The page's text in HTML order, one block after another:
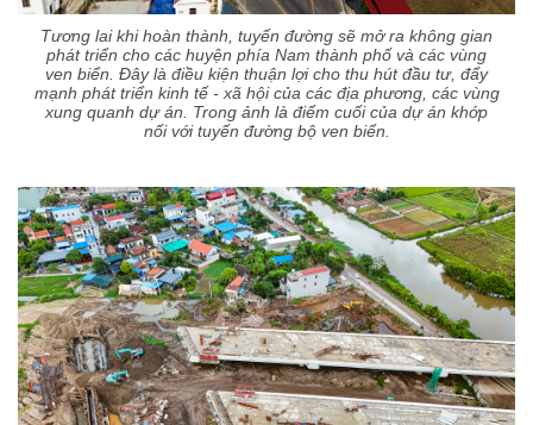
Tương lai khi hoàn thành, tuyến đường sẽ mở ra không gian
phát triển cho các huyện phía Nam thành phố và các vùng
ven biển. Đây là điều kiện thuận lợi cho thu hút đầu tư, đẩy
mạnh phát triển kinh tế - xã hội của các địa phương, các vùng
xung quanh dự án. Trong ảnh là điểm cuối của dự án khớp
nối với tuyến đường bộ ven biển.